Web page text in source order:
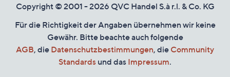
Copyright © 2001 - 2026 QVC Handel S.à r.l. & Co. KG
Für die Richtigkeit der Angaben übernehmen wir keine
Gewähr. Bitte beachte auch folgende
AGB, die Datenschutzbestimmungen, die Community
Standards und das Impressum.